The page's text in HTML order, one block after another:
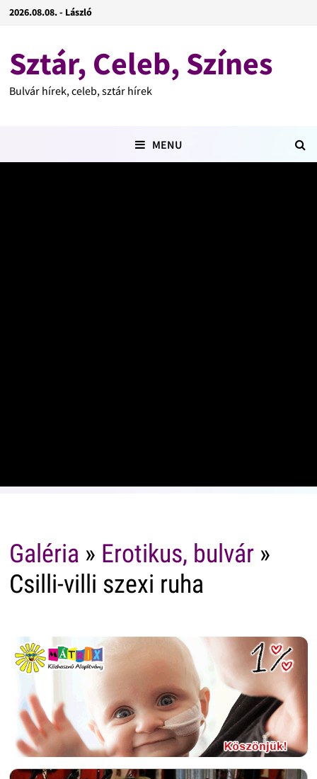
2026.08.08. - László
Sztár, Celeb, Színes
Bulvár hírek, celeb, sztár hírek
MENU
Galéria » Erotikus, bulvár»
Csilli-villi szexi ruha